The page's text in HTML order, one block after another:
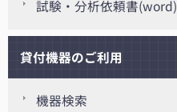
試験・分析依頼書(word)
貸付機器のご利用
機器検索